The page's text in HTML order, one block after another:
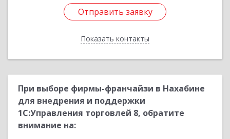
Отправить заявку
Показать контакты
Отправить заявку
Назад
При выборе фирмы-франчайзи в Нахабине
для внедрения и поддержки
1С:Управления торговлей 8, обратите
внимание на: